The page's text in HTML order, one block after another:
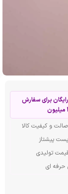
برای سفارش
و کیفیت کالا
پست پیشتاز
تولیدی
حرفه ای